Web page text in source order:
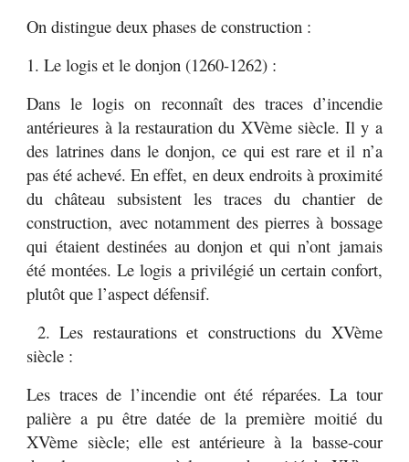
On distingue deux phases de construction :
1. Le logis et le donjon (1260-1262) :
Dans le logis on reconnaît des traces d’incendie
antérieures à la restauration du XVème siècle. Il y a
des latrines dans le donjon, ce qui est rare et il n’a
pas été achevé. En effet, en deux endroits à proximité
du château subsistent les traces du chantier de
construction, avec notamment des pierres à bossage
qui étaient destinées au donjon et qui n’ont jamais
été montées. Le logis a privilégié un certain confort,
plutôt que l’aspect défensif.
2. Les restaurations et constructions du XVème
siècle :
Les traces de l’incendie ont été réparées. La tour
palière a pu être datée de la première moitié du
XVème siècle; elle est antérieure à la basse-cour